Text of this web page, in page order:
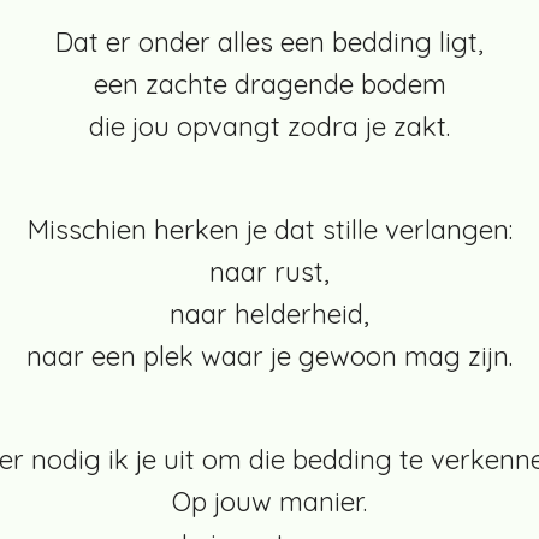
Dat er onder alles een bedding ligt,
een zachte dragende bodem
die jou opvangt zodra je zakt.
Misschien herken je dat stille verlangen:
naar rust,
naar helderheid,
naar een plek waar je gewoon mag zijn.
nodig ik je uit om die bedding te
Op jouw manier.